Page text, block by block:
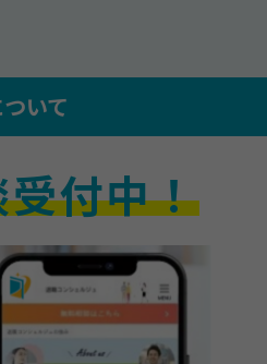
いて
付中！